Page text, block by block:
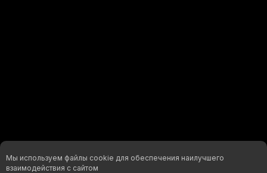
Мы используем файлы cookie для обеспечения наилучшего
взаимодействия с сайтом